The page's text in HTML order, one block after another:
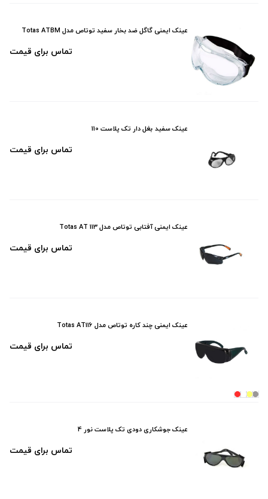
عینک ایمنی گاگل ضد بخار سفید توتاص مدل Totas ATBM
تماس برای قیمت
عینک سفید بغل دار تک پلاست 110
تماس برای قیمت
عینک ایمنی آفتابی توتاص مدل Totas AT 113
تماس برای قیمت
عینک ایمنی چند کاره توتاص مدل Totas AT116
تماس برای قیمت
عینک جوشکاری دودی تک پلاست نور 4
تماس برای قیمت